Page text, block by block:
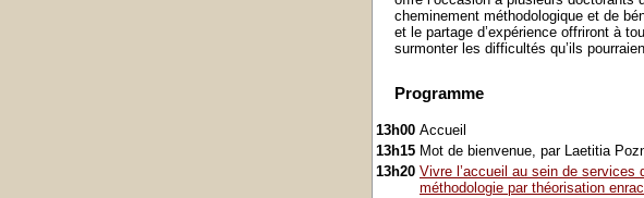
cheminement méthodologique et de
et le partage d’expérience offriront à
surmonter les difficultés qu’ils
Programme
13h00 Accueil
13h15 Mot de bienvenue, par Laetitia
13h20 Vivre l’accueil au sein de services
méthodologie par théorisation